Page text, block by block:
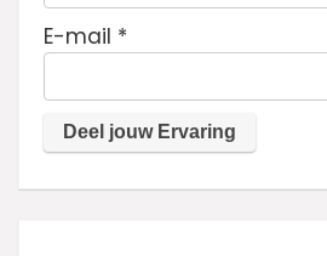
E-mail *